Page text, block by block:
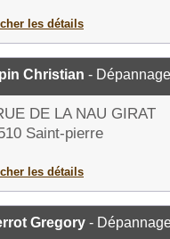
les détails
Christian -
DE LA NAU GIRAT
Saint-pierre
les détails
Gregory -